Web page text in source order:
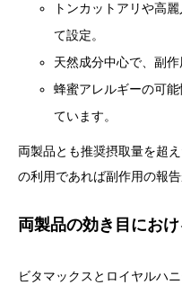
トンカットアリや高
て設定。
天然成分中心で、副作
蜂蜜アレルギーの可
ています。
両製品とも推奨摂取量を超
の利用であれば副作用の報
両製品の効き目にお
ビタマックスとロイヤルハ